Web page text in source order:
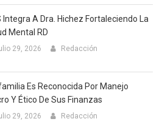
Integra A Dra. Hichez Fortaleciendo La
Mental RD
29, 2026 Redacción
Es Reconocida Por Manejo
Y Ético De Sus Finanzas
29, 2026 Redacción